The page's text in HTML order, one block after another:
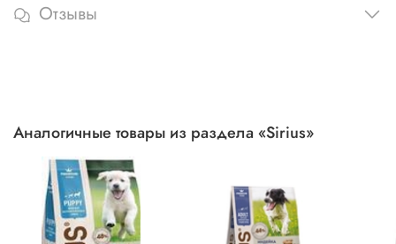
Отзывы
Аналогичные товары из раздела «Sirius»